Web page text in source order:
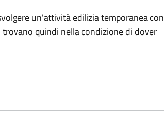
un'attività edilizia temporanea con
quindi nella condizione di dover